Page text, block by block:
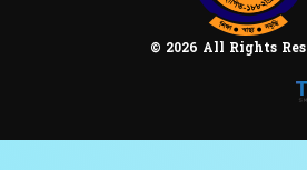
© 2026 All Rights